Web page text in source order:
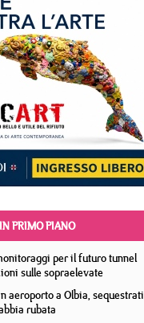
IN PRIMO PIANO
per il futuro tunnel
sulle sopraelevate
aeroporto a Olbia, sequestrati
rubata